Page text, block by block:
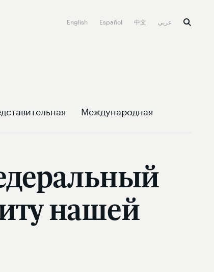
English Español 中文
Международная
нашей